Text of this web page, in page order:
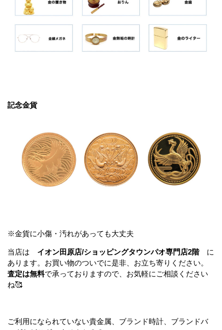
記念金貨
※金貨に小傷・汚れがあっても大丈夫
当店は イオン田原店/ショッピングタウンパオ専門店2階に
あります。お買い物のついでに是非、お立ち寄りください。
査定は無料で承っておりますので、お気軽にご相談ください
ね🥰
ご利用になられていない貴金属、ブランド時計、ブランドバ